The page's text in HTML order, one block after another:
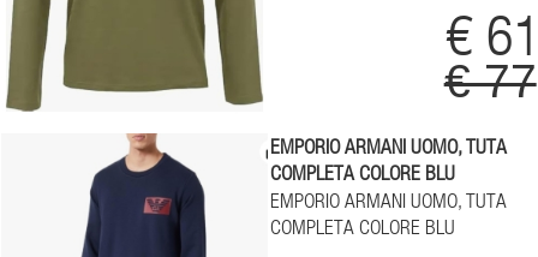
€
€ 77
EMPORIO ARMANI UOMO, TUTA
COMPLETA COLORE BLU
EMPORIO ARMANI UOMO, TUTA
COMPLETA COLORE BLU